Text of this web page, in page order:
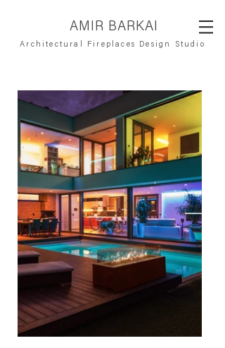
AMIR BARKAI
Architectural Fireplaces Design Studio